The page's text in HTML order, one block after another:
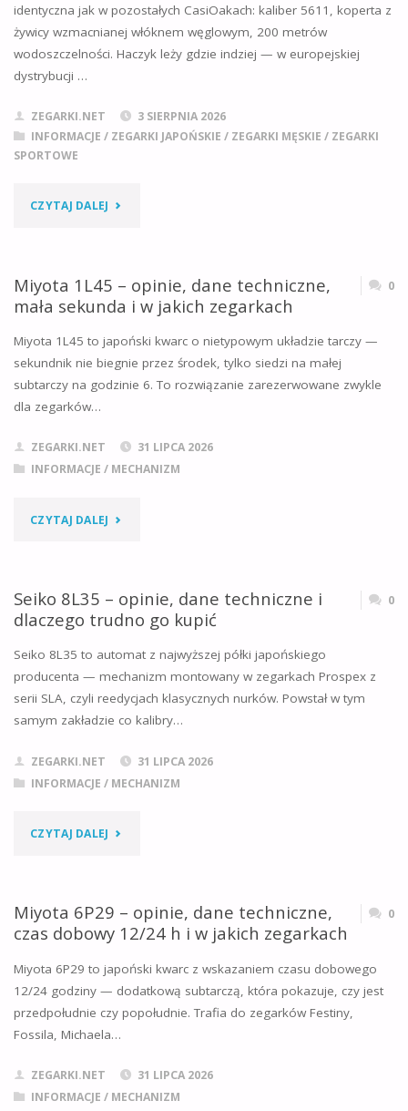
RÓŻNI
SIĘ
OD
LUMINOVA"
identyczna jak w pozostałych CasiOakach: kaliber 5611, koperta z
żywicy wzmacnianej włóknem węglowym, 200 metrów
wodoszczelności. Haczyk leży gdzie indziej — w europejskiej
dystrybucji …
ZEGARKI.NET
3 SIERPNIA 2026
INFORMACJE / ZEGARKI JAPOŃSKIE / ZEGARKI MĘSKIE / ZEGARKI
SPORTOWE
CZYTAJ DALEJ "CASIO
2100CMD
—
METALICZNE
CAMO
W
Miyota 1L45 – opinie, dane techniczne,
mała sekunda i w jakich zegarkach
0
Miyota 1L45 to japoński kwarc o nietypowym układzie tarczy —
sekundnik nie biegnie przez środek, tylko siedzi na małej
subtarczy na godzinie 6. To rozwiązanie zarezerwowane zwykle
dla zegarków…
ZEGARKI.NET
31 LIPCA 2026
INFORMACJE / MECHANIZM
CZYTAJ DALEJ "MIYOTA
OPINIE,
DANE
TECHNICZNE,
ZEGARKACH"
Seiko 8L35 – opinie, dane techniczne i
dlaczego trudno go kupić
0
Seiko 8L35 to automat z najwyższej półki japońskiego
producenta — mechanizm montowany w zegarkach Prospex z
serii SLA, czyli reedycjach klasycznych nurków. Powstał w tym
samym zakładzie co kalibry…
ZEGARKI.NET
31 LIPCA 2026
INFORMACJE / MECHANIZM
CZYTAJ DALEJ "SEIKO
–
OPINIE,
DANE
TECHNICZNE
Miyota 6P29 – opinie, dane techniczne,
czas dobowy 12/24 h i w jakich zegarkach
0
Miyota 6P29 to japoński kwarc z wskazaniem czasu dobowego
12/24 godziny — dodatkową subtarczą, która pokazuje, czy jest
przedpołudnie czy popołudnie. Trafia do zegarków Festiny,
Fossila, Michaela…
ZEGARKI.NET
31 LIPCA 2026
INFORMACJE / MECHANIZM